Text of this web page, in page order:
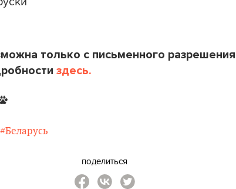
только с письменного разрешения
здесь.
#Беларусь
поделиться